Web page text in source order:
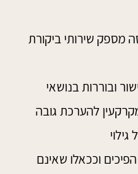
מספק שירותי ביקורת
ובוררות בנושאי
להערכת גובה
וככאלו שאינם